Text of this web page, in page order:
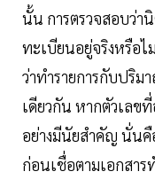
นั้น การตรวจสอบว่า
ทะเบียนอยู่จริงหรือ
ว่าทำรายการกับปริม
เดียวกัน หากตัวเลข
อย่างมีนัยสำคัญ นั่น
ก่อนเชื่อตามเอกสา